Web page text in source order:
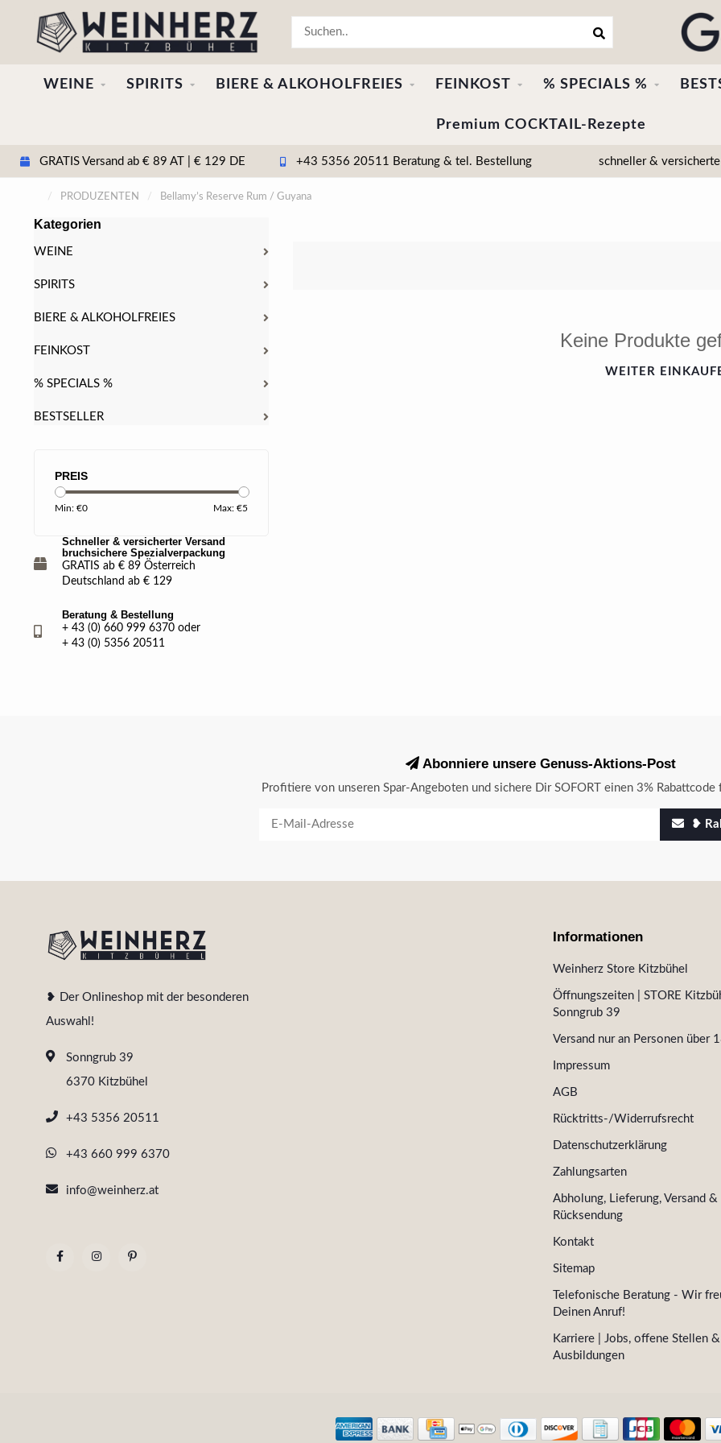
WEINE SPIRITS BIERE & ALKOHOLFREIES FEINKOST % SPECIALS %
Premium COCKTAIL-Rezepte
GRATIS Versand ab € 89 AT | € 129 DE +43 5356 20511 Beratung & tel. Bestellung schneller &
/ PRODUZENTEN / Bellamy’s Reserve Rum / Guyana
PREIS
Min: €0 Max: €5
Kategorien
WEINE
SPIRITS
BIERE & ALKOHOLFREIES
FEINKOST
% SPECIALS %
BESTSELLER
Schneller & versicherter Versand
bruchsichere Spezialverpackung
GRATIS ab € 89 Österreich
Deutschland ab € 129
Beratung & Bestellung
+ 43 (0) 660 999 6370 oder
+ 43 (0) 5356 20511
Keine Produkte
WEITER
Abonniere unsere Genuss-Aktions-Post
Profitiere von unseren Spar-Angeboten und sichere Dir SOFORT einen 3%
❥
❥ Der Onlineshop mit der besonderen
Auswahl!
Sonngrub 39
6370 Kitzbühel
+43 5356 20511
+43 660 999 6370
info@weinherz.at
Informationen
Weinherz Store Kitzbühel
Öffnungszeiten | STORE
Sonngrub 39
Versand nur an Personen über
Impressum
AGB
Rücktritts-/Widerrufsrecht
Datenschutzerklärung
Zahlungsarten
Abholung, Lieferung, Versand &
Rücksendung
Kontakt
Sitemap
Telefonische Beratung - Wir
Deinen Anruf!
Karriere | Jobs, offene Stellen &
Ausbildungen